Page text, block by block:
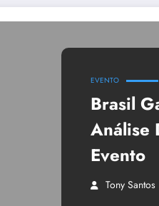
EVENTO
Brasil
Análise
Evento
Tony Santos